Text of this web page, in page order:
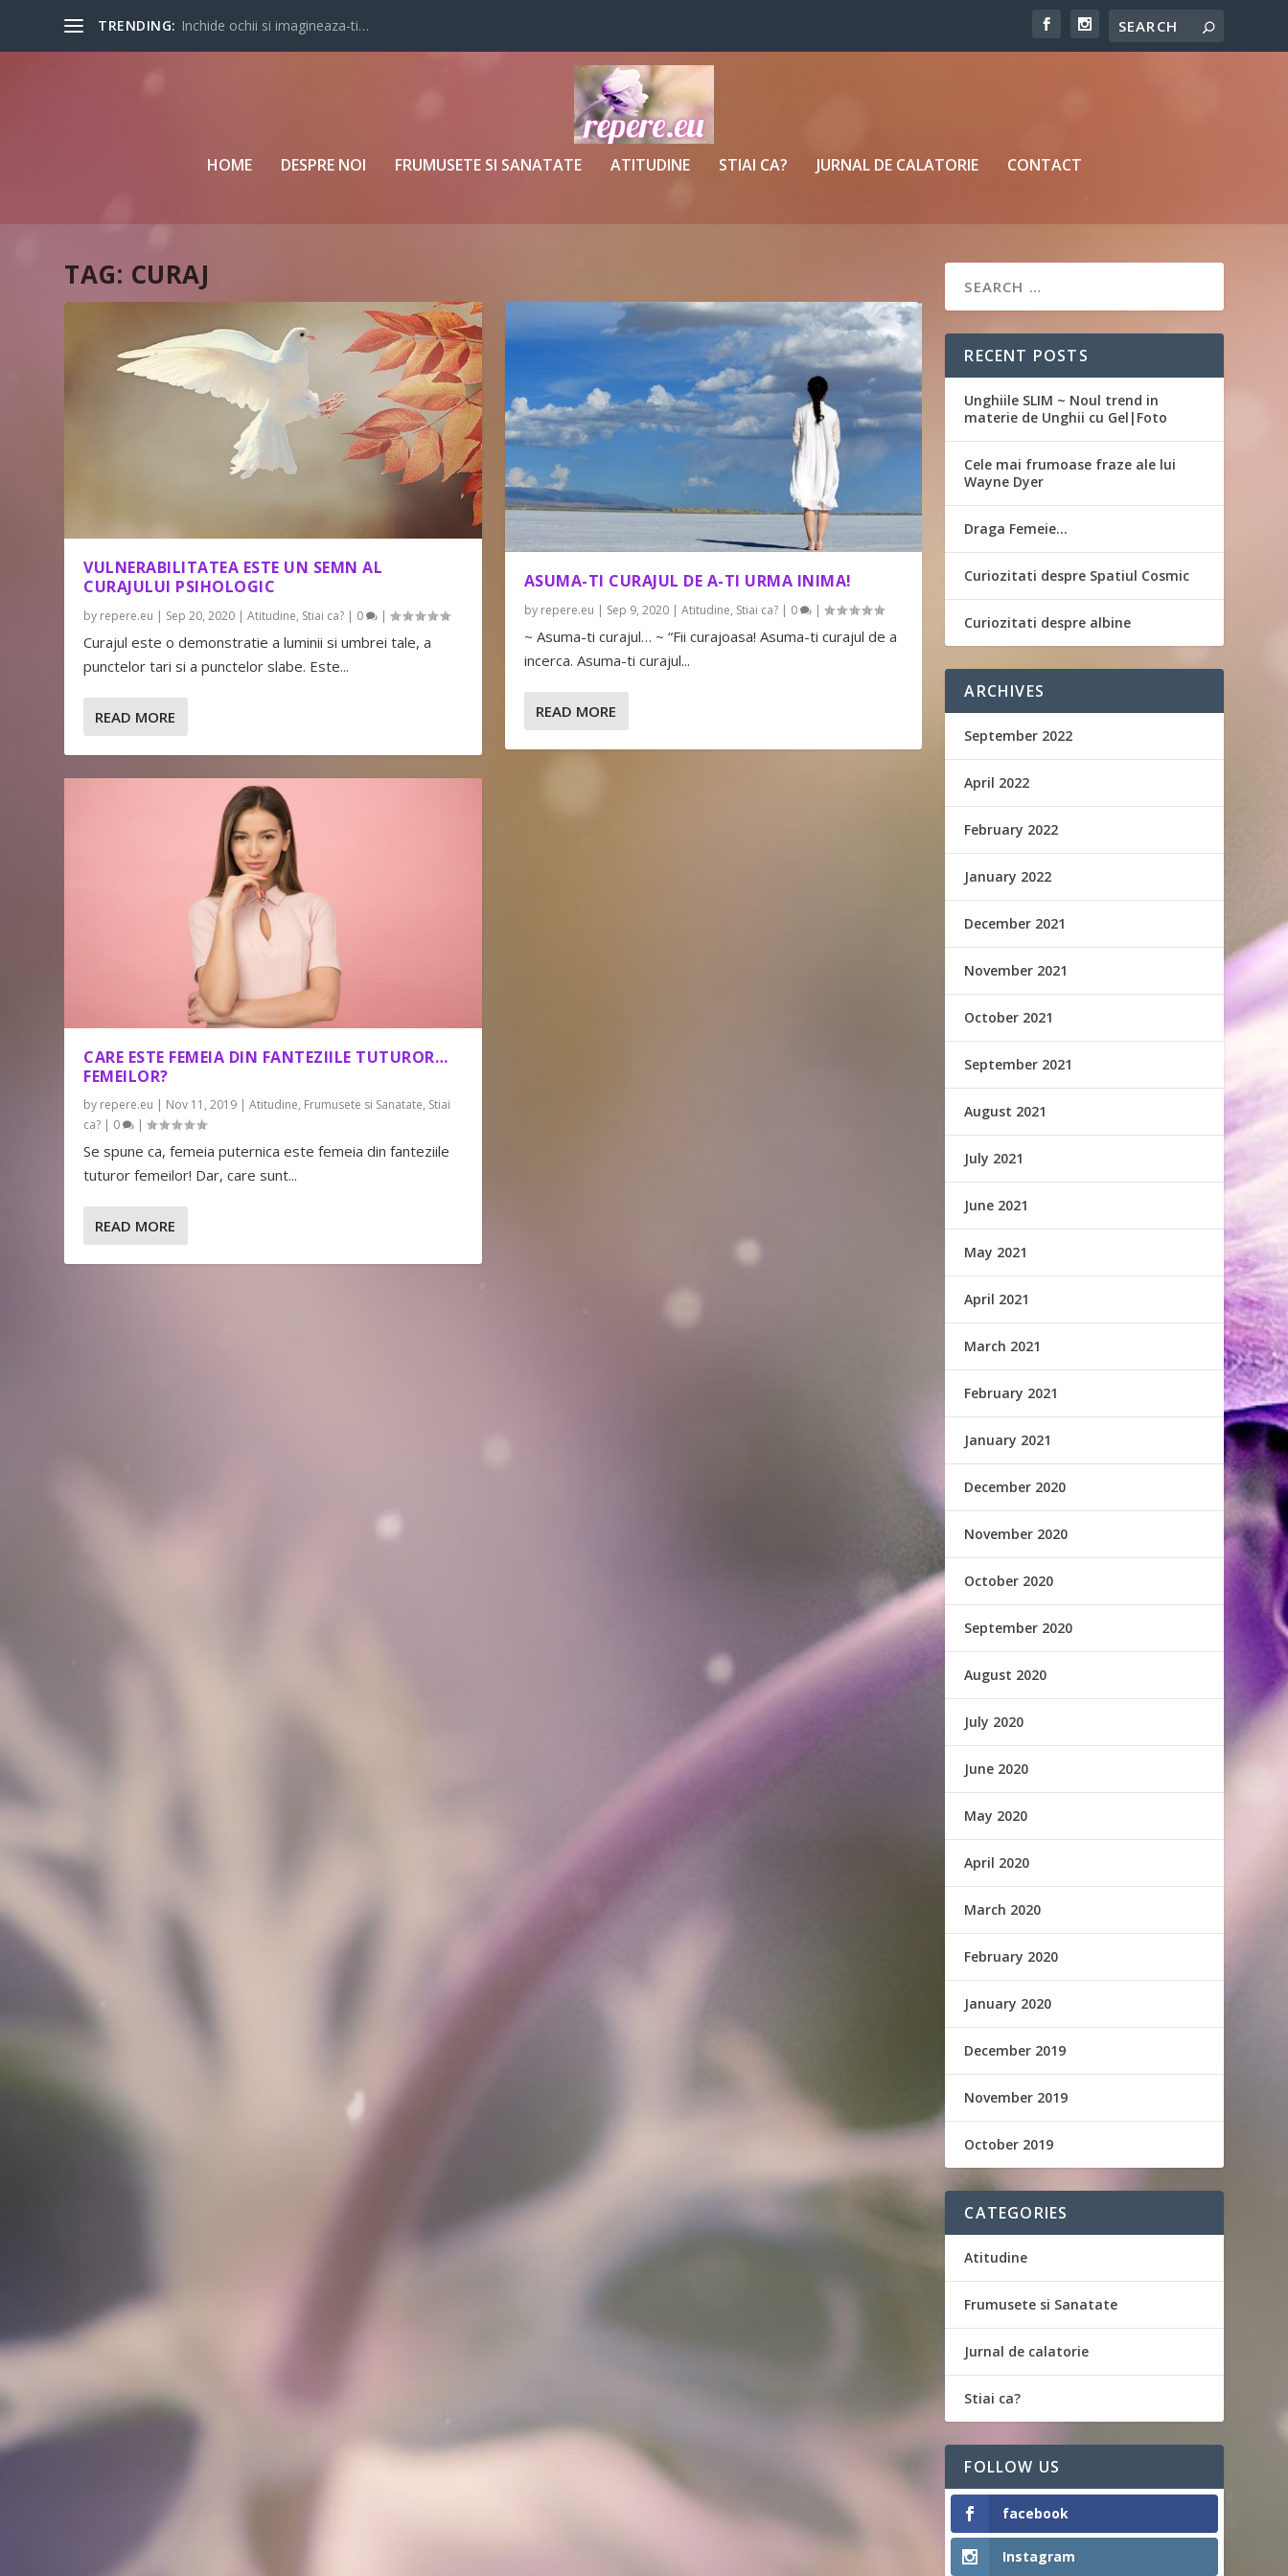
TRENDING: Inchide ochii si imagineaza-ti…
HOME DESPRE NOI FRUMUSETE SI SANATATE ATITUDINE STIAI CA? JURNAL DE CALATORIE CONTACT
TAG: CURAJ
VULNERABILITATEA ESTE UN SEMN AL
CURAJULUI PSIHOLOGIC
by repere.eu | Sep 20, 2020 |Atitudine, Stiai ca? | 0 |
Curajul este o demonstratie a luminii si umbrei tale, a
punctelor tari si a punctelor slabe. Este...
READ MORE
CARE ESTE FEMEIA DIN FANTEZIILE TUTUROR…
FEMEILOR?
by repere.eu | Nov 11, 2019 |Atitudine, Frumusete si Sanatate, Stiai
ca? | 0 |
Se spune ca, femeia puternica este femeia din fanteziile
tuturor femeilor! Dar, care sunt...
READ MORE
ASUMA-TI CURAJUL DE A-TI URMA INIMA!
by repere.eu | Sep 9, 2020| Atitudine, Stiai ca?| 0 |
~ Asuma-ti curajul… ~ “Fii curajoasa! Asuma-ti curajul de a
incerca. Asuma-ti curajul...
READ MORE
RECENT POSTS
Unghiile SLIM ~ Noul trend in
materie de Unghii cu Gel|Foto
Cele mai frumoase fraze ale lui
Wayne Dyer
Draga Femeie…
Curiozitati despre Spatiul Cosmic
Curiozitati despre albine
ARCHIVES
September 2022
April 2022
February 2022
January 2022
December 2021
November 2021
October 2021
September 2021
August 2021
July 2021
June 2021
May 2021
April 2021
March 2021
February 2021
January 2021
December 2020
November 2020
October 2020
September 2020
August 2020
July 2020
June 2020
May 2020
April 2020
March 2020
February 2020
January 2020
December 2019
November 2019
October 2019
CATEGORIES
Atitudine
Frumusete si Sanatate
Jurnal de calatorie
Stiai ca?
FOLLOW US
facebook
Instagram